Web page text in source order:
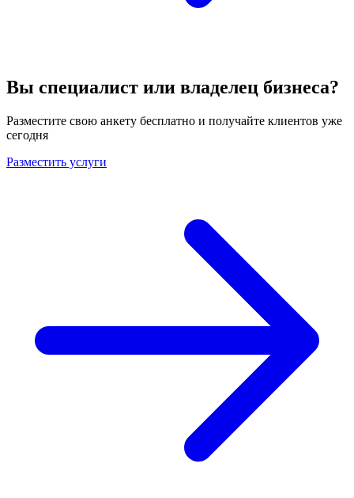
Вы специалист или владелец бизнеса?
Разместите свою анкету бесплатно и получайте клиентов уже
сегодня
Разместить услуги